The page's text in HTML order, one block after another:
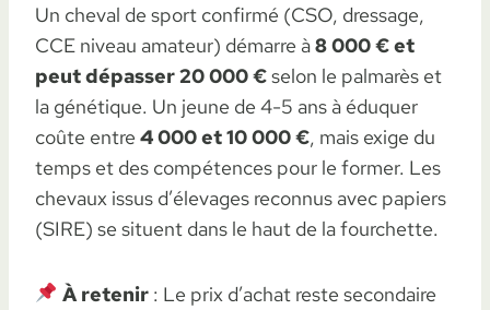
Un cheval de sport confirmé (CSO, dressage,
CCE niveau amateur) démarre à8 000 € et
peut dépasser 20 000 €selon le palmarès et
la génétique. Un jeune de 4-5 ans à éduquer
coûte entre 4 000 et 10 000 €, mais exige du
temps et des compétences pour le former. Les
chevaux issus d’élevages reconnus avec papiers
(SIRE) se situent dans le haut de la fourchette.
À retenir: Le prix d’achat reste secondaire